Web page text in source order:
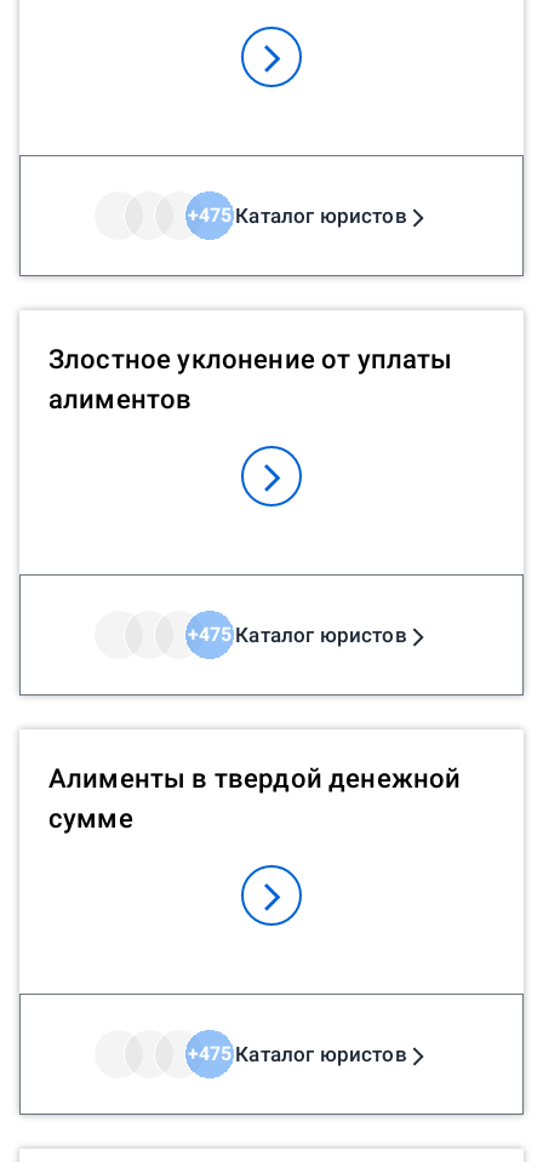
+475 Каталог юристов
Злостное уклонение от уплаты
алиментов
+475 Каталог юристов
Алименты в твердой денежной
сумме
+475 Каталог юристов